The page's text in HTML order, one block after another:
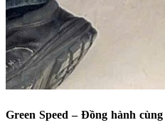
Green Speed – Đồng hành